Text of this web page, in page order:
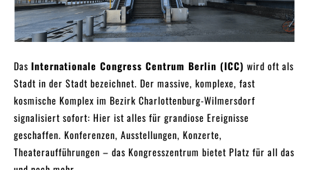
Das Internationale Congress Centrum Berlin (ICC) wird oft als
Stadt in der Stadt bezeichnet. Der massive, komplexe, fast
kosmische Komplex im Bezirk Charlottenburg-Wilmersdorf
signalisiert sofort: Hier ist alles für grandiose Ereignisse
geschaffen. Konferenzen, Ausstellungen, Konzerte,
Theateraufführungen – das Kongresszentrum bietet Platz für all das